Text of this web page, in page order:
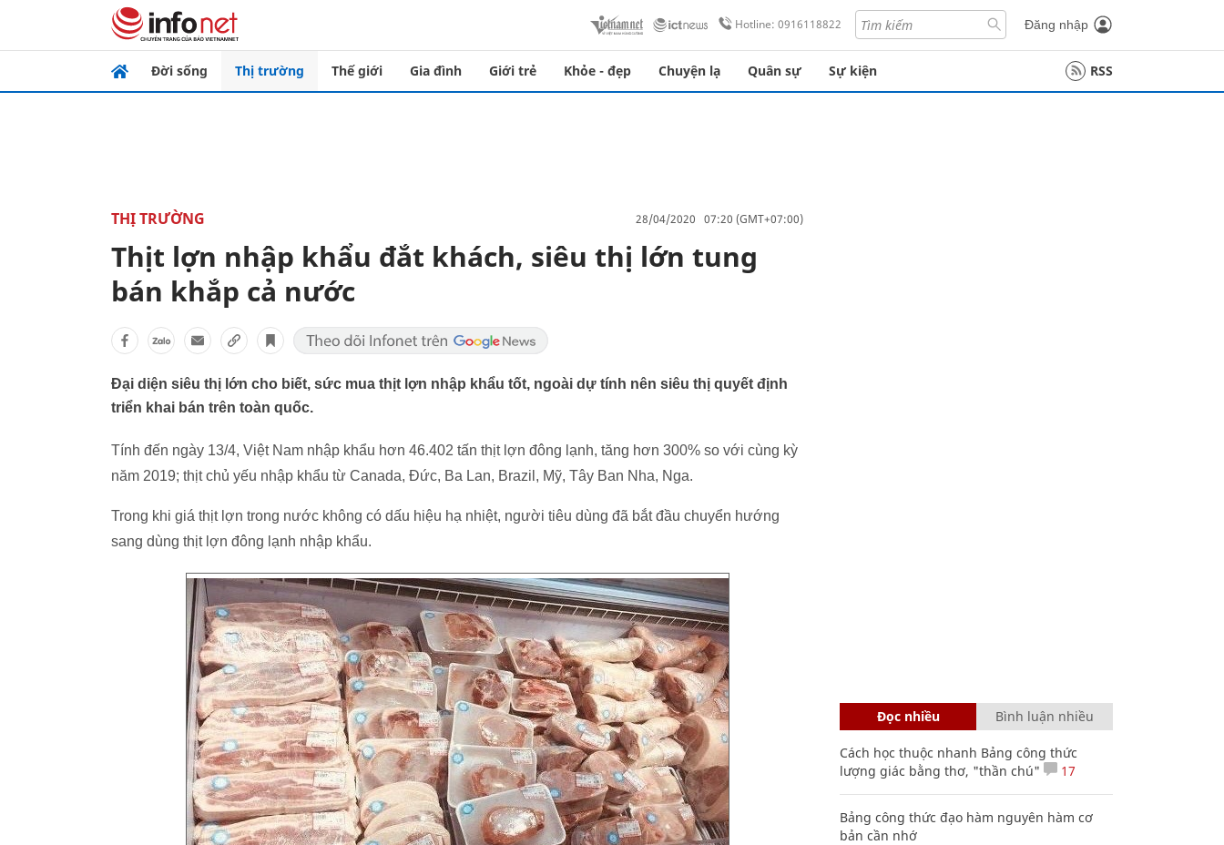
Hotline: 0916118822 Đăng nhập
Đời sống Thị trường Thế giới Gia đình Giới trẻ Khỏe - đẹp Chuyện lạ Quân sự Sự kiện RSS
THỊ TRƯỜNG 28/04/2020 07:20 (GMT+07:00)
Thịt lợn nhập khẩu đắt khách, siêu thị lớn tung
bán khắp cả nước
Đại diện siêu thị lớn cho biết, sức mua thịt lợn nhập khẩu tốt, ngoài dự tính nên siêu thị quyết định
triển khai bán trên toàn quốc.
Tính đến ngày 13/4, Việt Nam nhập khẩu hơn 46.402 tấn thịt lợn đông lạnh, tăng hơn 300% so với cùng kỳ
năm 2019; thịt chủ yếu nhập khẩu từ Canada, Đức, Ba Lan, Brazil, Mỹ, Tây Ban Nha, Nga.
Trong khi giá thịt lợn trong nước không có dấu hiệu hạ nhiệt, người tiêu dùng đã bắt đầu chuyển hướng
sang dùng thịt lợn đông lạnh nhập khẩu.
Đọc nhiều Bình luận nhiều
Cách học thuộc nhanh Bảng công thức
lượng giác bằng thơ, "thần chú"
17
Bảng công thức đạo hàm nguyên hàm cơ
bản cần nhớ